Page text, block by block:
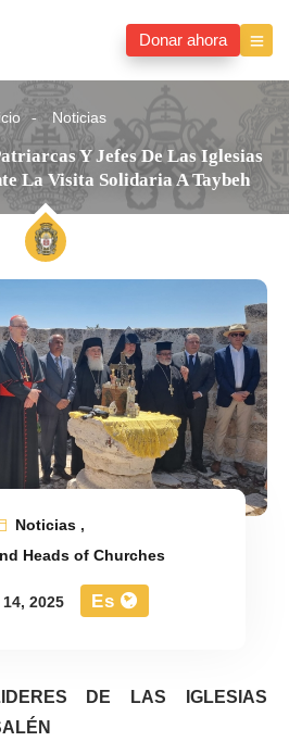
Donar ahora
Noticias
Y Jefes De Las Iglesias
La Visita Solidaria A Taybeh
Noticias,
Heads of Churches
2025
Es
DE LAS IGLESIAS